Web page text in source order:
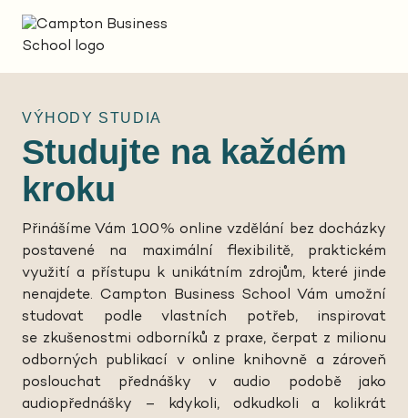
VÝHODY STUDIA
Studujte na každém
kroku
Přinášíme Vám 100% online vzdělání bez docházky
postavené na maximální flexibilitě, praktickém
využití a přístupu k unikátním zdrojům, které jinde
nenajdete. Campton Business School Vám umožní
studovat podle vlastních potřeb, inspirovat
se zkušenostmi odborníků z praxe, čerpat z milionu
odborných publikací v online knihovně a zároveň
poslouchat přednášky v audio podobě jako
audiopřednášky – kdykoli, odkudkoli a kolikrát